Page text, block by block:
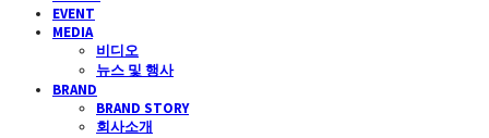
EVENT
MEDIA
비디오
뉴스 및 행사
BRAND
BRAND STORY
회사소개